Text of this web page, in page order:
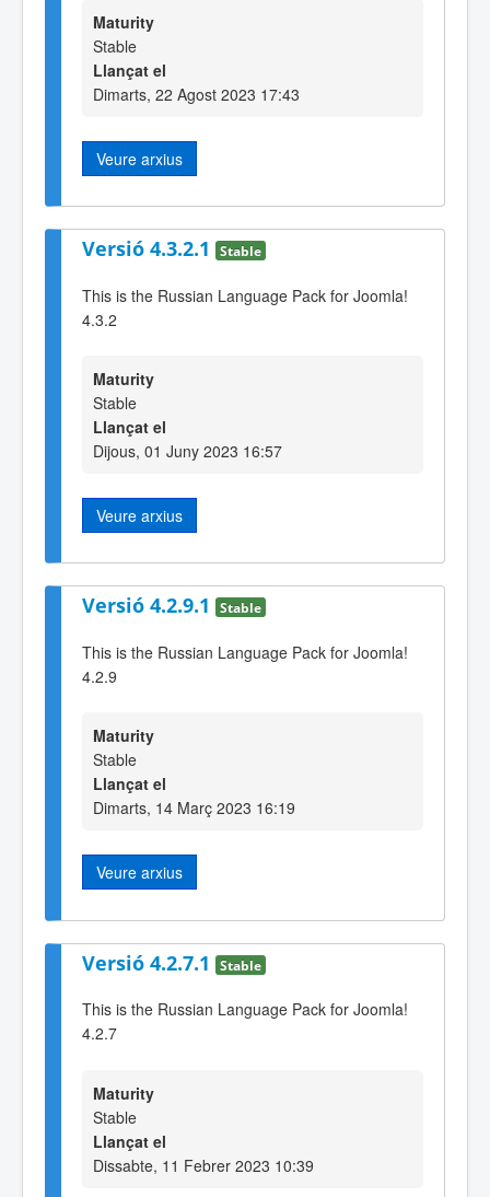
Maturity
Stable
Llançat el
Dimarts, 22 Agost 2023 17:43
Veure arxius
Versió 4.3.2.1 Stable
This is the Russian Language Pack for Joomla!
4.3.2
Maturity
Stable
Llançat el
Dijous, 01 Juny 2023 16:57
Veure arxius
Versió 4.2.9.1 Stable
This is the Russian Language Pack for Joomla!
4.2.9
Maturity
Stable
Llançat el
Dimarts, 14 Març 2023 16:19
Veure arxius
Versió 4.2.7.1 Stable
This is the Russian Language Pack for Joomla!
4.2.7
Maturity
Stable
Llançat el
Dissabte, 11 Febrer 2023 10:39